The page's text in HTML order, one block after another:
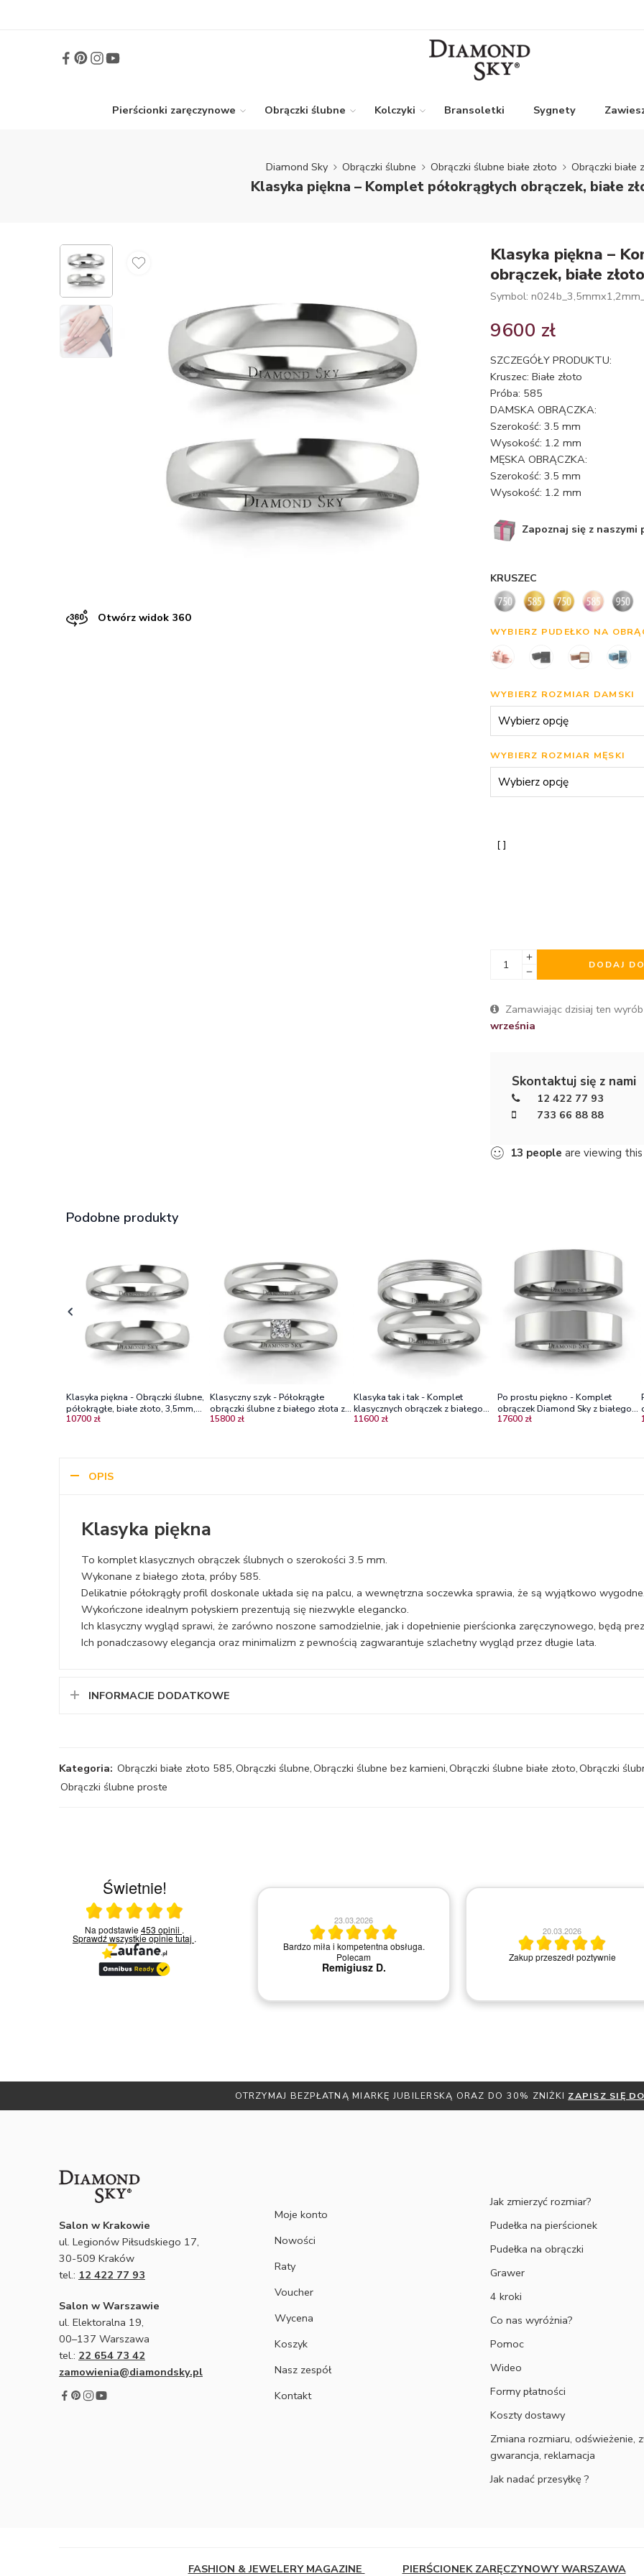
Pierścionki zaręczynowe Obrączki ślubne Kolczyki Bransoletki Sygnety
Diamond Sky Obrączki ślubne Obrączki ślubne białe złoto Obrączki białe
Klasyka piękna – Komplet półokrągłych obrączek, białe
Otwórz widok 360
Klasyka piękna –
obrączek, białe
Symbol:
9600 zł
SZCZEGÓŁY PRODUKTU:
Kruszec: Białe złoto
Próba: 585
DAMSKA OBRĄCZKA:
Szerokość: 3.5 mm
Wysokość: 1.2 mm
MĘSKA OBRĄCZKA:
Szerokość: 3.5 mm
Wysokość: 1.2 mm
Zapoznaj się z naszymi
KRUSZEC
WYBIERZ PUDEŁKO NA
WYBIERZ ROZMIAR DAMSKI
WYBIERZ ROZMIAR MĘSKI
DODAJ
Zamawiając dzisiaj ten
września
Skontaktuj się z nami
12 422 77 93
733 66 88 88
13 people are viewing
Podobne produkty
Klasyka piękna - Obrączki ślubne,
półokrągłe, białe złoto, 3,5mm,
4,2mm
10700 zł
Klasyczny szyk - Półokrągłe
obrączki ślubne z białego złota z
diamentem
15800 zł
Klasyka tak i tak - Komplet
klasycznych obrączek z białego
złota, mat, 3,5mm, 4,0mm
11600 zł
Po prostu piękno - Komplet
obrączek Diamond Sky z białego
złota, 5mm, 6mm
17600 zł
OPIS
Klasyka piękna
To komplet klasycznych obrączek ślubnych o szerokości 3.5 mm.
Wykonane z białego złota, próby 585.
Delikatnie półokrągły profil doskonale układa się na palcu, a wewnętrzna soczewka sprawia, że są wyjątkowo wygodne.
Wykończone idealnym połyskiem prezentują się niezwykle elegancko.
Ich klasyczny wygląd sprawi, że zarówno noszone samodzielnie, jak i dopełnienie pierścionka zaręczynowego, będą
Ich ponadczasowy elegancja oraz minimalizm z pewnością zagwarantuje szlachetny wygląd przez długie lata.
INFORMACJE DODATKOWE
Kategoria: Obrączki białe złoto 585,Obrączki ślubne,Obrączki ślubne bez kamieni,Obrączki ślubne białe złoto,Obrączki
Obrączki ślubne proste
Świetnie!
Ocena średnia 5 na 5
Na podstawie453 opinii .
Sprawdź wszystkie opinietutaj .
23.03.2026
Bardzo miła i kompetentna obsługa.
Polecam
Remigiusz D.
20.03.2026
Zakup przeszedł poztywnie
Bardzo profesjonalne doradzanie w
sprawie pierścionków i ludzie bardzo chętni
do pomocy i rozwiewania wszelkich pytań i
wątpliwości. Dodatkowo cały czas jest się
polecam!
OTRZYMAJ BEZPŁATNĄ MIARKĘ JUBILERSKĄ ORAZ DO 30% ZNIŻKI ZAPISZ SIĘ
Salon w Krakowie
ul. Legionów Piłsudskiego 17,
30-509 Kraków
tel.: 12 422 77 93
Salon w Warszawie
ul. Elektoralna 19,
00–137 Warszawa
tel.: 22 654 73 42
zamowienia@diamondsky.pl
Moje konto
Nowości
Raty
Voucher
Wycena
Koszyk
Nasz zespół
Kontakt
Jak zmierzyć rozmiar?
Pudełka na pierścionek
Pudełka na obrączki
Grawer
4 kroki
Co nas wyróżnia?
Pomoc
Wideo
Formy płatności
Koszty dostawy
Zmiana rozmiaru, odświeżenie,
gwarancja, reklamacja
Jak nadać przesyłkę ?
FASHION & JEWELERY MAGAZINE PIERŚCIONEK ZARĘCZYNOWY WARSZAWA